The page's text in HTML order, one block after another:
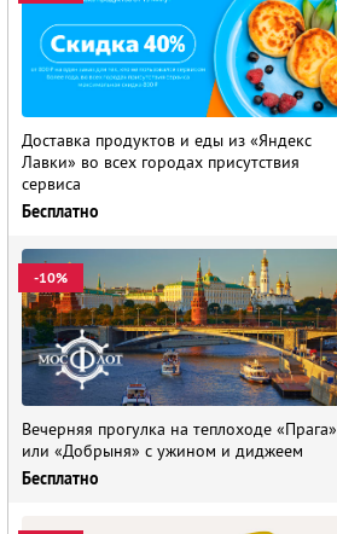
Доставка продуктов и еды из «Яндекс
Лавки» во всех городах присутствия
сервиса
Бесплатно
-10%
Вечерняя прогулка на теплоходе «Прага»
или «Добрыня» с ужином и диджеем
Бесплатно